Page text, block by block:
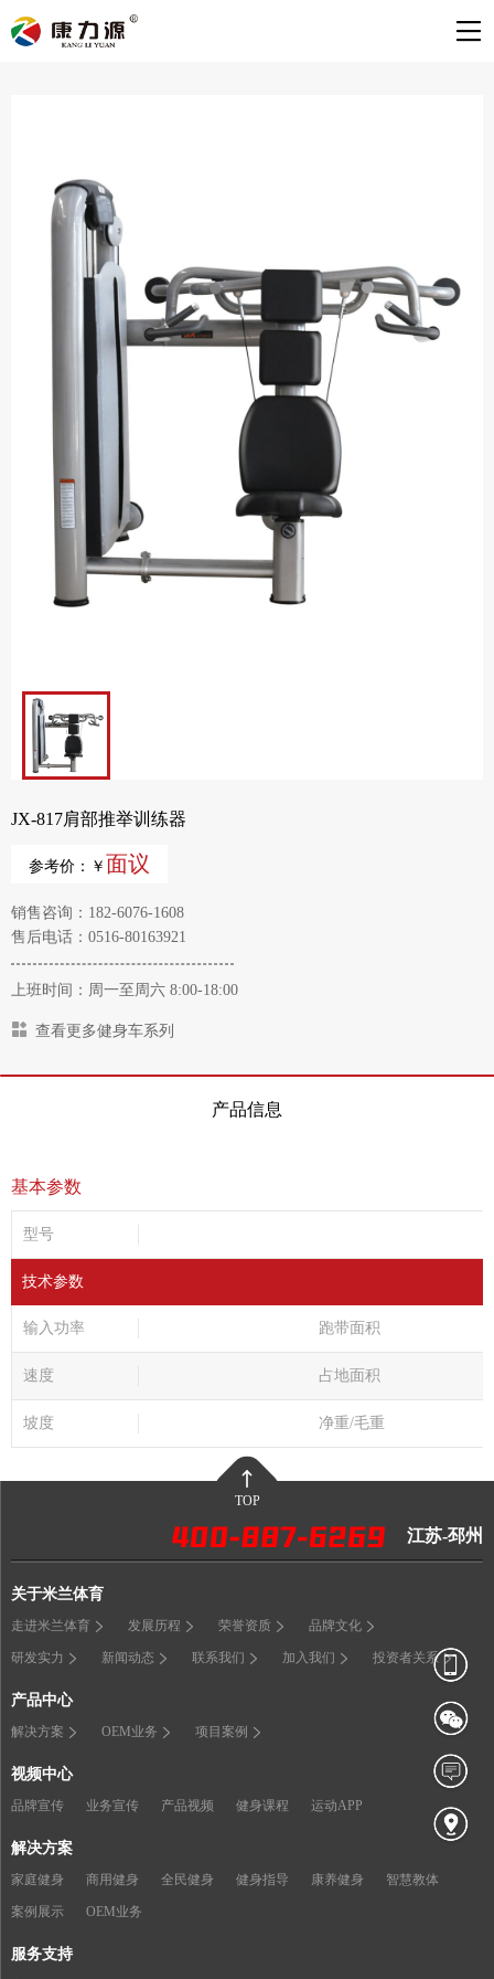
JX-817肩部推举训练器
参考价：￥ 面议
销售咨询：182-6076-1608
售后电话：0516-80163921
上班时间：周一至周六 8:00-18:00
查看更多健身车系列
产品信息
基本参数
型号
技术参数
输入功率 跑带面积
速度 占地面积
坡度 净重/毛重
TOP
江苏-邳州
关于米兰体育
走进米兰体育 发展历程 荣誉资质 品牌文化
研发实力 新闻动态 联系我们 加入我们 投资者关系
产品中心
解决方案 OEM业务 项目案例
视频中心
品牌宣传 业务宣传 产品视频 健身课程 运动APP
解决方案
家庭健身 商用健身 全民健身 健身指导 康养健身 智慧教体
案例展示 OEM业务
服务支持